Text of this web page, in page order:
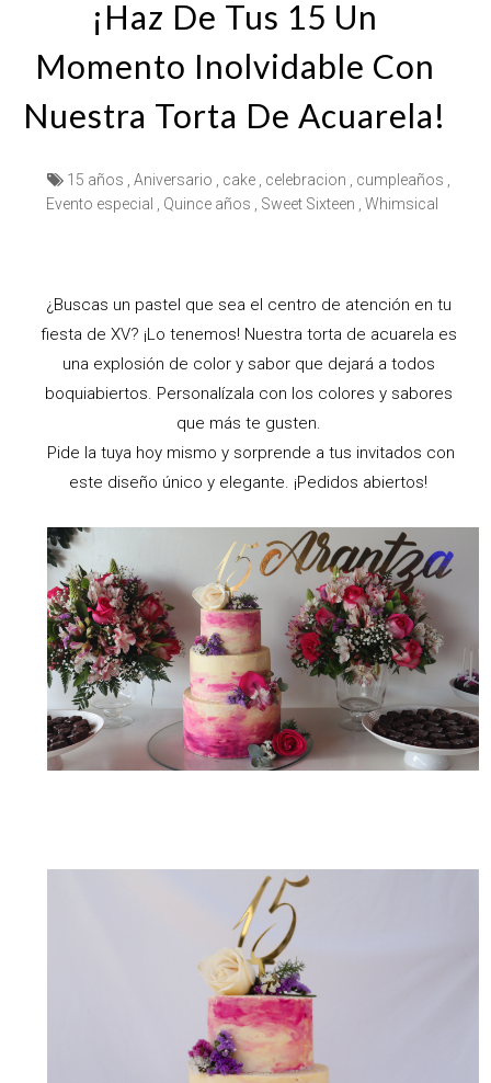
¡Haz De Tus 15 Un
Momento Inolvidable Con
Nuestra Torta De Acuarela!
15 años Aniversario cake, celebracion cumpleaños
Evento especial
Quince años Sweet Sixteen Whimsical
¿Buscas un pastel que sea el centro de atención en tu
fiesta de XV? ¡Lo tenemos! Nuestra torta de acuarela es
una explosión de color y sabor que dejará a todos
boquiabiertos. Personalízala con los colores y sabores
que más te gusten.
Pide la tuya hoy mismo y sorprende a tus invitados con
este diseño único y elegante. ¡Pedidos abiertos!